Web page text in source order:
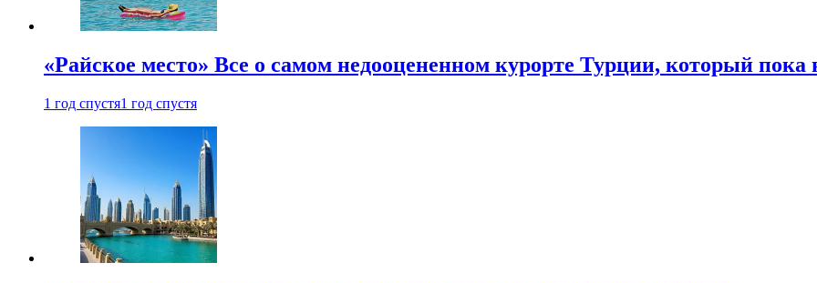
«Райское место» Все о самом недооцененном курорте Турции, который пока
1 год спустя1 год спустя